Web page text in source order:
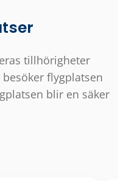
tillhörigheter
flygplatsen
blir en säker